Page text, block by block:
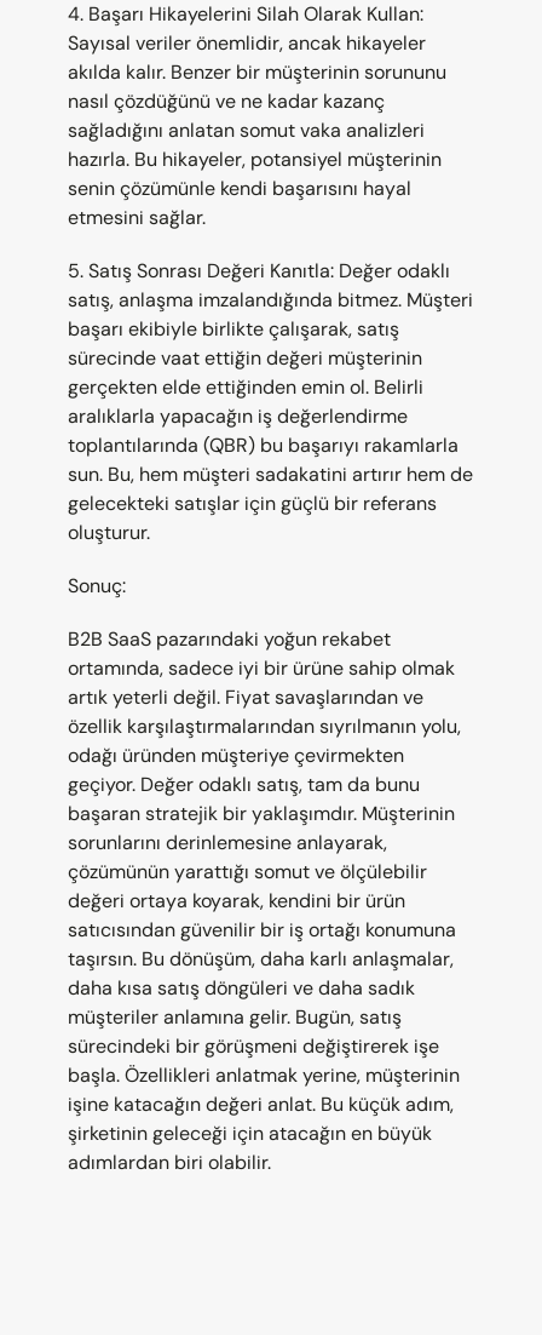
4. Başarı Hikayelerini Silah Olarak Kullan:
Sayısal veriler önemlidir, ancak hikayeler
akılda kalır. Benzer bir müşterinin sorununu
nasıl çözdüğünü ve ne kadar kazanç
sağladığını anlatan somut vaka analizleri
hazırla. Bu hikayeler, potansiyel müşterinin
senin çözümünle kendi başarısını hayal
etmesini sağlar.
5. Satış Sonrası Değeri Kanıtla: Değer odaklı
satış, anlaşma imzalandığında bitmez. Müşteri
başarı ekibiyle birlikte çalışarak, satış
sürecinde vaat ettiğin değeri müşterinin
gerçekten elde ettiğinden emin ol. Belirli
aralıklarla yapacağın iş değerlendirme
toplantılarında (QBR) bu başarıyı rakamlarla
sun. Bu, hem müşteri sadakatini artırır hem de
gelecekteki satışlar için güçlü bir referans
oluşturur.
Sonuç:
B2B SaaS pazarındaki yoğun rekabet
ortamında, sadece iyi bir ürüne sahip olmak
artık yeterli değil. Fiyat savaşlarından ve
özellik karşılaştırmalarından sıyrılmanın yolu,
odağı üründen müşteriye çevirmekten
geçiyor. Değer odaklı satış, tam da bunu
başaran stratejik bir yaklaşımdır. Müşterinin
sorunlarını derinlemesine anlayarak,
çözümünün yarattığı somut ve ölçülebilir
değeri ortaya koyarak, kendini bir ürün
satıcısından güvenilir bir iş ortağı konumuna
taşırsın. Bu dönüşüm, daha karlı anlaşmalar,
daha kısa satış döngüleri ve daha sadık
müşteriler anlamına gelir. Bugün, satış
sürecindeki bir görüşmeni değiştirerek işe
başla. Özellikleri anlatmak yerine, müşterinin
işine katacağın değeri anlat. Bu küçük adım,
şirketinin geleceği için atacağın en büyük
adımlardan biri olabilir.